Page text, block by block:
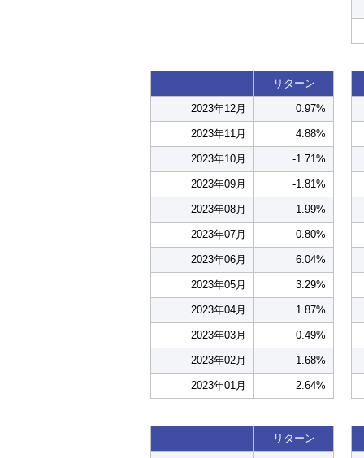
リターン
2023年12月 0.97%
2023年11月 4.88%
2023年10月 -1.71%
2023年09月 -1.81%
2023年08月 1.99%
2023年07月 -0.80%
2023年06月 6.04%
2023年05月 3.29%
2023年04月 1.87%
2023年03月 0.49%
2023年02月 1.68%
2023年01月 2.64%
リターン